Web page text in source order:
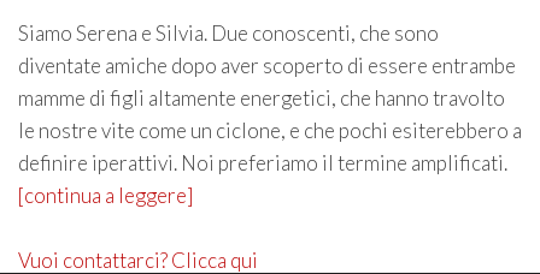
Siamo Serena e Silvia. Due conoscenti, che sono
diventate amiche dopo aver scoperto di essere entrambe
mamme di figli altamente energetici, che hanno travolto
le nostre vite come un ciclone, e che pochi esiterebbero a
definire iperattivi. Noi preferiamo il termine amplificati.
[continua a leggere]
Vuoi contattarci? Clicca qui